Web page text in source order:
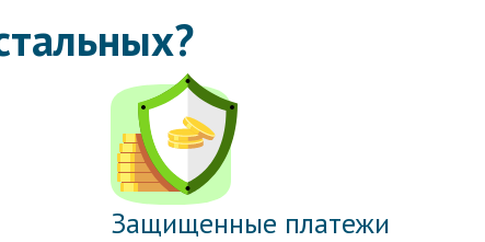
Защищенные платежи